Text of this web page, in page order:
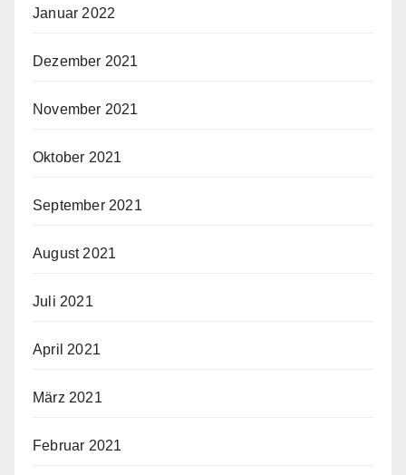
Januar 2022
Dezember 2021
November 2021
Oktober 2021
September 2021
August 2021
Juli 2021
April 2021
März 2021
Februar 2021